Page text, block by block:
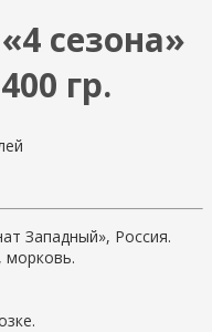
сезона»
гр.
Западный», Россия.
морковь.